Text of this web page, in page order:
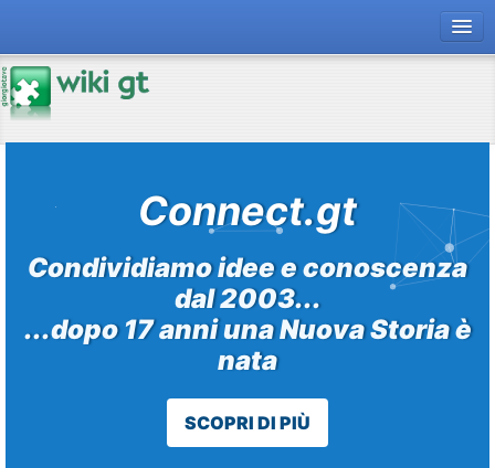
forum gt
magazine
Chi siamo
Connect.gt
Condividiamo idee e conoscenza
dal 2003...
...dopo 17 anni una Nuova Storia è
nata
SCOPRI DI PIÙ